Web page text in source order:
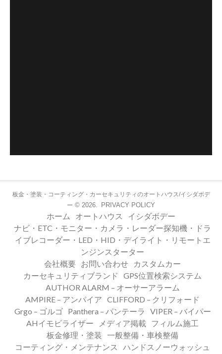
板金・塗装・コーティング・カーセキュリティのオートハウス/イシダボデ
ー © 2026. PRIVACY POLICY
ホーム オートハウス
イシダボデー
ナビ・ETC・モニター・カメラ・レーダー探知機・ドラ
イブレコーダー・LED・HID・デイライト・リモートエ
ンジンスターター
会社概要
お問い合わせ
カスタムカー
カーセキュリティブランド
GPS位置検索システム
AUTHOR ALARM – オーサーアラーム
AMPIRE – アンパイア CLIFFORD – クリフォード
Grgo – ゴルゴ
Panthera – パンテーラ
VIPER – バイパー
AHイモビライザー
メディア掲載
フィルム施工
板金修理・塗装 一般整備・車検整備
コーティング・メンテナンス
ハンドスノーウォッシュ